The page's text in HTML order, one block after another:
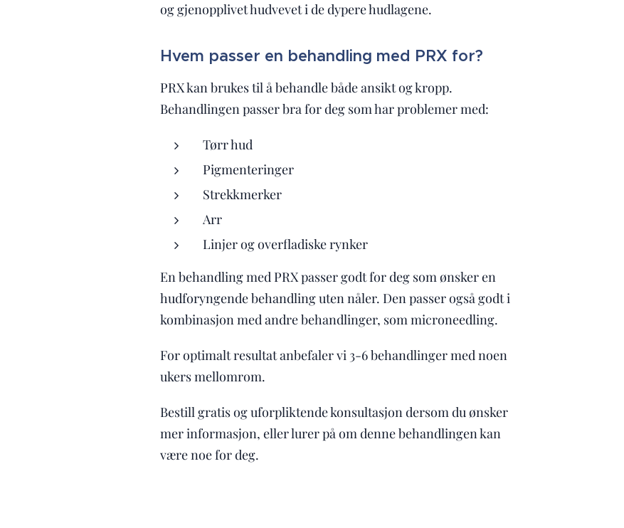
og gjenopplivet hudvevet i de dypere hudlagene.
Hvem passer en behandling med PRX for?
PRX kan brukes til å behandle både ansikt og kropp.
Behandlingen passer bra for deg som har problemer med:
Tørr hud
Pigmenteringer
Strekkmerker
Arr
Linjer og overfladiske rynker
En behandling med PRX passer godt for deg som ønsker en
hudforyngende behandling uten nåler. Den passer også godt i
kombinasjon med andre behandlinger, som microneedling.
For optimalt resultat anbefaler vi 3-6 behandlinger med noen
ukers mellomrom.
Bestill gratis og uforpliktende konsultasjon dersom du ønsker
mer informasjon, eller lurer på om denne behandlingen kan
være noe for deg.